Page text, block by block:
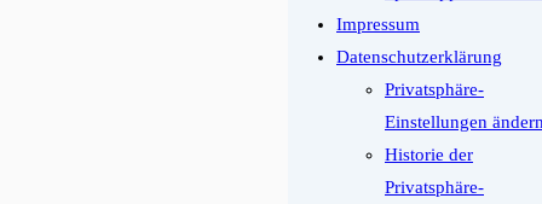
Impressum
Datenschutzerklärung
Privatsphäre-
Einstellungen ändern
Historie der
Privatsphäre-